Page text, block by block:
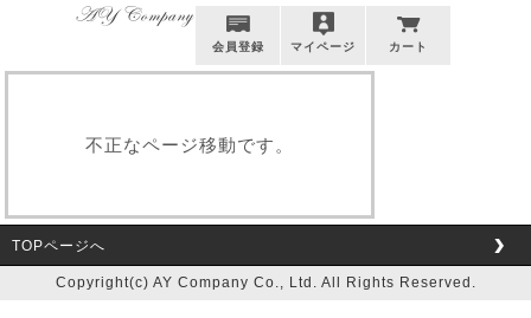
会員登録 マイページ カート
不正なページ移動です。
TOPページへ
Copyright(c) AY Company Co., Ltd. All Rights Reserved.